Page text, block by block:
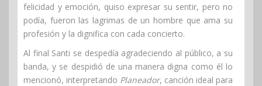
felicidad y emoción, quiso expresar su sentir, pero no
podía, fueron las lagrimas de un hombre que ama su
profesión y la dignifica con cada concierto.
Al final Santi se despedía agradeciendo al público, a su
banda, y se despidió de una manera digna como él lo
mencionó, interpretando Planeador, canción ideal para